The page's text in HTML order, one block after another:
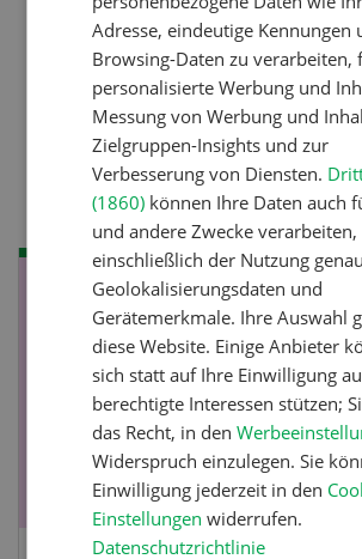
Kein Dauergarten
Bewilligung
Pflanzenbau
Raufutter aus
NOV
-
JAN
28
Adresse, eindeutige Kennungen
Browsing-Daten zu verarbeiten,
personalisierte Werbung und
Messung von Werbung und
Zielgruppen-Insights und zur
Verbesserung von Diensten.
(1860) können Ihre Daten auch
und andere Zwecke verarbeiten,
einschließlich der Nutzung
Geolokalisierungsdaten und
Gerätemerkmale. Ihre Auswahl
diese Website. Einige Anbieter
sich statt auf Ihre Einwilligung
berechtigte Interessen stützen;
das Recht, in den
Widerspruch einzulegen. Sie
Einwilligung jederzeit in den
Einstellungen widerrufen.
Datenschutzrichtlinie